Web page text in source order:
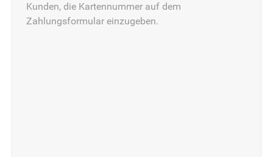
Kunden, die Kartennummer auf dem
Zahlungsformular einzugeben.